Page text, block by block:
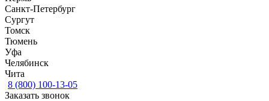
Санкт-Петербург
Сургут
Томск
Тюмень
Уфа
Челябинск
Чита
8 (800) 100-13-05
Заказать звонок